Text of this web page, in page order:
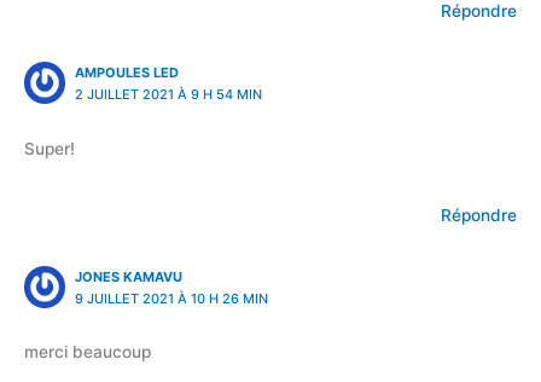
Répondre
AMPOULES LED
2 JUILLET 2021 À 9 H 54 MIN
Super!
Répondre
JONES KAMAVU
9 JUILLET 2021 À 10 H 26 MIN
merci beaucoup